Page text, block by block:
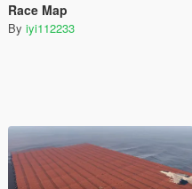
Race Map
By iyi112233